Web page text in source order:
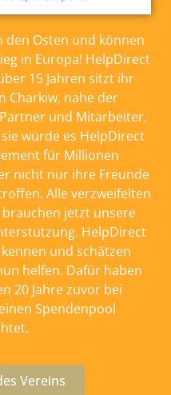
den Osten und können
in Europa! HelpDirect
15 Jahren sitzt ihr
Charkiw, nahe der
und Mitarbeiter,
würde es HelpDirect
für Millionen
nicht nur ihre Freunde
Alle verzweifelten
jetzt unsere
HelpDirect
und schätzen
helfen. Dafür haben
20 Jahre zuvor bei
Spendenpool
Vereins